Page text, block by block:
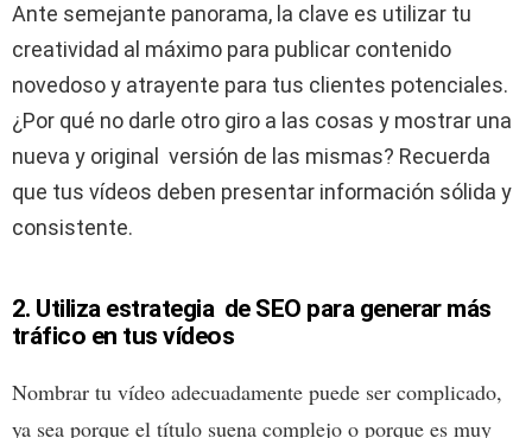
Ante semejante panorama, la clave es utilizar tu
creatividad al máximo para publicar contenido
novedoso y atrayente para tus clientes potenciales.
¿Por qué no darle otro giro a las cosas y mostrar una
nueva y original versión de las mismas? Recuerda
que tus vídeos deben presentar información sólida y
consistente.
2. Utiliza estrategia de SEO para generar más
tráfico en tus vídeos
Nombrar tu vídeo adecuadamente puede ser complicado,
ya sea porque el título suena complejo o porque es muy